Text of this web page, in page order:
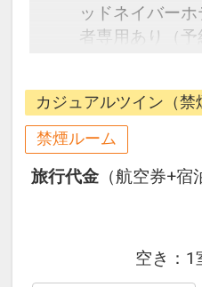
ッドネイバー
者専用あり（
※運行ダイヤ・
テルホームペー
お問い合わせく
往復の航空券
たスタンダー
ンです。フラ
み合わせでき
カジュアルツイン（禁
禁煙ルーム
旅行代金 （航空券+
空き： 1